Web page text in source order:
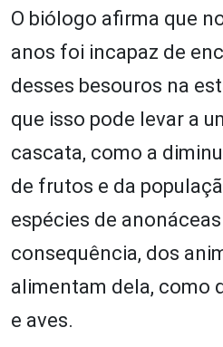
O biólogo afirma que
anos foi incapaz de
desses besouros na
que isso pode levar a
cascata, como a
de frutos e da
espécies de anonáceas
consequência, dos
alimentam dela, como
e aves.